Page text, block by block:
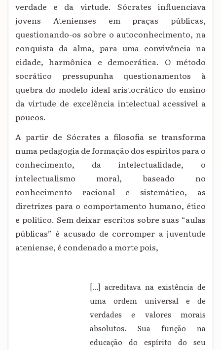
verdade e da virtude. Sócrates influenciava
jovens Atenienses em praças públicas,
questionando-os sobre o autoconhecimento, na
conquista da alma, para uma convivência na
cidade, harmônica e democrática. O método
socrático pressupunha questionamentos à
quebra do modelo ideal aristocrático do ensino
da virtude de excelência intelectual acessível a
poucos.
A partir de Sócrates a filosofia se transforma
numa pedagogia de formação dos espíritos para o
conhecimento, da intelectualidade, o
intelectualismo moral, baseado no
conhecimento racional e sistemático, as
diretrizes para o comportamento humano, ético
e político. Sem deixar escritos sobre suas “aulas
públicas” é acusado de corromper a juventude
ateniense, é condenado a morte pois,
[...] acreditava na existência de
uma ordem universal e de
verdades e valores morais
absolutos. Sua função na
educação do espírito do seu